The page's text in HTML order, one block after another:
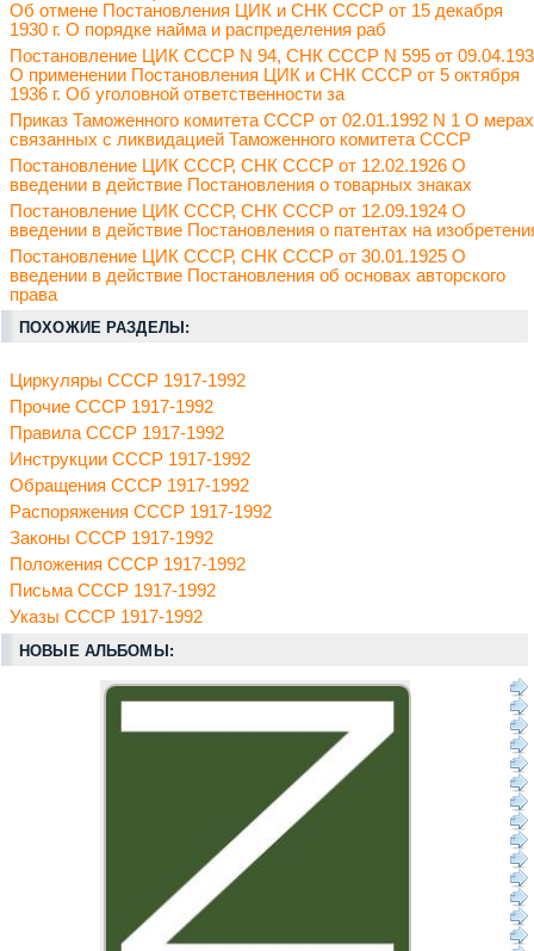
Об отмене Постановления ЦИК и СНК СССР от 15 декабря
1930 г. О порядке найма и распределения раб
Постановление ЦИК СССР N 94, СНК СССР N 595 от
О применении Постановления ЦИК и СНК СССР от 5 октября
1936 г. Об уголовной ответственности за
Приказ Таможенного комитета СССР от 02.01.1992 N 1 О
связанных с ликвидацией Таможенного комитета СССР
Постановление ЦИК СССР, СНК СССР от 12.02.1926 О
введении в действие Постановления о товарных знаках
Постановление ЦИК СССР, СНК СССР от 12.09.1924 О
введении в действие Постановления о патентах на
Постановление ЦИК СССР, СНК СССР от 30.01.1925 О
введении в действие Постановления об основах авторского
права
ПОХОЖИЕ РАЗДЕЛЫ:
Циркуляры СССР 1917-1992
Прочие СССР 1917-1992
Правила СССР 1917-1992
Инструкции СССР 1917-1992
Обращения СССР 1917-1992
Распоряжения СССР 1917-1992
Законы СССР 1917-1992
Положения СССР 1917-1992
Письма СССР 1917-1992
Указы СССР 1917-1992
НОВЫЕ АЛЬБОМЫ: